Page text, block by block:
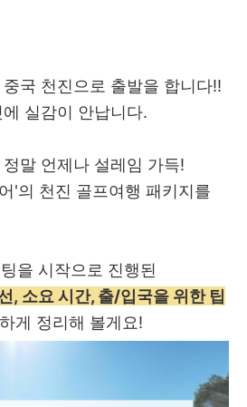
국 천진으로 출발을 합니다!!
실감이 안납니다.
말 언제나 설레임 가득!
'의 천진 골프여행 패키지를
을 시작으로 진행된
, 소요 시간, 출/입국을 위한 팁
게 정리해 볼게요!